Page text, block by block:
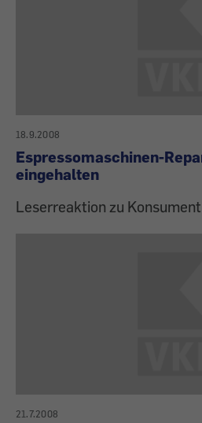
18.9.2008
Espressomaschinen-
eingehalten
Leserreaktion zu
21.7.2008